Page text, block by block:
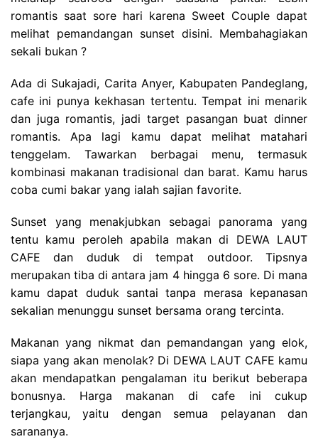
romantis saat sore hari karena Sweet Couple dapat
melihat pemandangan sunset disini. Membahagiakan
sekali bukan ?
Ada di Sukajadi, Carita Anyer, Kabupaten Pandeglang,
cafe ini punya kekhasan tertentu. Tempat ini menarik
dan juga romantis, jadi target pasangan buat dinner
romantis. Apa lagi kamu dapat melihat matahari
tenggelam. Tawarkan berbagai menu, termasuk
kombinasi makanan tradisional dan barat. Kamu harus
coba cumi bakar yang ialah sajian favorite.
Sunset yang menakjubkan sebagai panorama yang
tentu kamu peroleh apabila makan di DEWA LAUT
CAFE dan duduk di tempat outdoor. Tipsnya
merupakan tiba di antara jam 4 hingga 6 sore. Di mana
kamu dapat duduk santai tanpa merasa kepanasan
sekalian menunggu sunset bersama orang tercinta.
Makanan yang nikmat dan pemandangan yang elok,
siapa yang akan menolak? Di DEWA LAUT CAFE kamu
akan mendapatkan pengalaman itu berikut beberapa
bonusnya. Harga makanan di cafe ini cukup
terjangkau, yaitu dengan semua pelayanan dan
sarananya.